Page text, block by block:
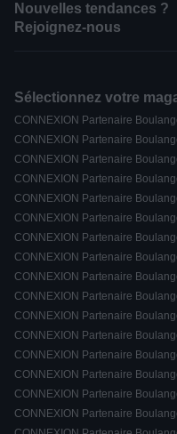
Nouvelles tendances ?
Rejoignez-nous
Sélectionnez votre
CONNEXION Partenaire
CONNEXION Partenaire
CONNEXION Partenaire
CONNEXION Partenaire
CONNEXION Partenaire
CONNEXION Partenaire
CONNEXION Partenaire
CONNEXION Partenaire
CONNEXION Partenaire
CONNEXION Partenaire
CONNEXION Partenaire
CONNEXION Partenaire
CONNEXION Partenaire
CONNEXION Partenaire
CONNEXION Partenaire
CONNEXION Partenaire